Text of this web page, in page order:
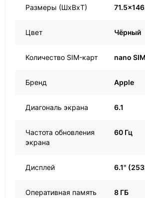
Размеры (ШxВxТ)
Цвет Чёрный
Количество SIM-карт nano
Бренд Apple
Диагональ экрана 6.1
Частота обновления
экрана
60 Гц
Дисплей 6.1"
Оперативная память 8 ГБ